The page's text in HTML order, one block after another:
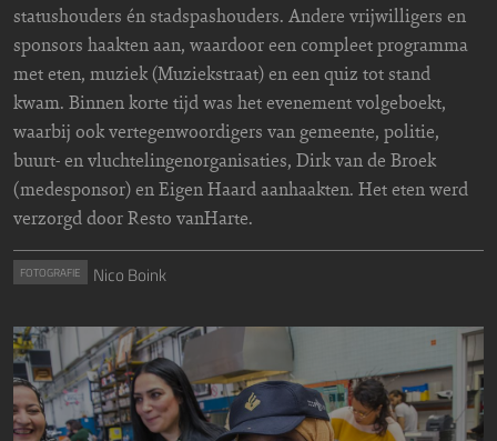
statushouders én stadspashouders. Andere vrijwilligers en
sponsors haakten aan, waardoor een compleet programma
met eten, muziek (Muziekstraat) en een quiz tot stand
kwam. Binnen korte tijd was het evenement volgeboekt,
waarbij ook vertegenwoordigers van gemeente, politie,
buurt- en vluchtelingenorganisaties, Dirk van de Broek
(medesponsor) en Eigen Haard aanhaakten. Het eten werd
verzorgd door Resto vanHarte.
FOTOGRAFIE Nico Boink
Image